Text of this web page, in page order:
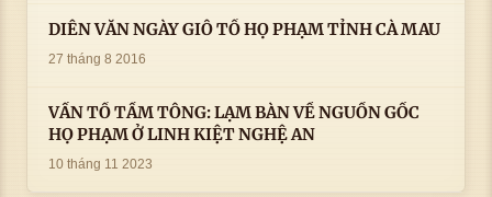
DIỄN VĂN NGÀY GIỖ TỔ HỌ PHẠM TỈNH CÀ MAU
27 tháng 8 2016
VẤN TỔ TẦM TÔNG: LẠM BÀN VỀ NGUỒN GỐC
HỌ PHẠM Ở LINH KIỆT NGHỆ AN
10 tháng 11 2023